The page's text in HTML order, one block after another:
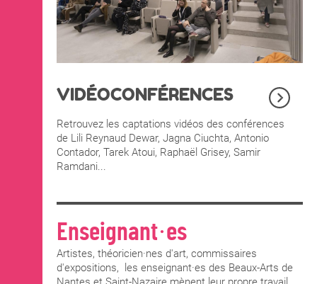
VIDÉOCONFÉRENCES
Retrouvez les captations vidéos des conférences
de Lili Reynaud Dewar, Jagna Ciuchta, Antonio
Contador, Tarek Atoui, Raphaël Grisey, Samir
Ramdani...
Enseignant·es
Artistes, théoricien·nes d'art, commissaires
d'expositions, les enseignant·es des Beaux-Arts de